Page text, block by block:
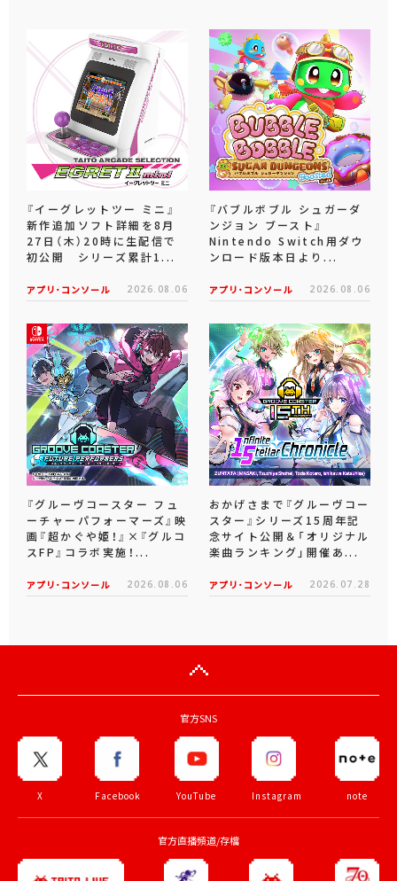
『イーグレットツー ミニ』
新作追加ソフト詳細を8月
27日（木）20時に生配信で
初公開 シリーズ累計1...
アプリ･コンソール 2026.08.06
『バブルボブル シュガーダ
ンジョン ブースト』
Nintendo Switch用ダウ
ンロード版本日より...
アプリ･コンソール 2026.08.06
『グルーヴコースター フュ
ーチャーパフォーマーズ』映
画『超かぐや姫！』×『グルコ
スFP』コラボ実施！...
アプリ･コンソール 2026.08.06
おかげさまで『グルーヴコー
スター』シリーズ15周年記
念サイト公開＆「オリジナル
楽曲ランキング」開催あ...
アプリ･コンソール 2026.07.28
官方SNS
X Facebook YouTube Instagram note
官方直播頻道/存檔